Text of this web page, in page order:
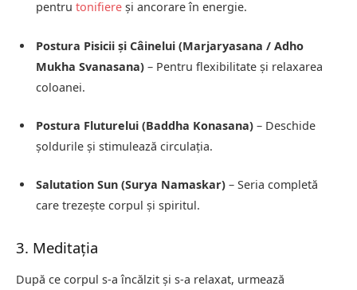
pentru tonifiere și ancorare în energie.
Postura Pisicii și Câinelui (Marjaryasana / Adho
Mukha Svanasana) – Pentru flexibilitate și relaxarea
coloanei.
Postura Fluturelui (Baddha Konasana) – Deschide
șoldurile și stimulează circulația.
Salutation Sun (Surya Namaskar) – Seria completă
care trezește corpul și spiritul.
3. Meditația
După ce corpul s-a încălzit și s-a relaxat, urmează